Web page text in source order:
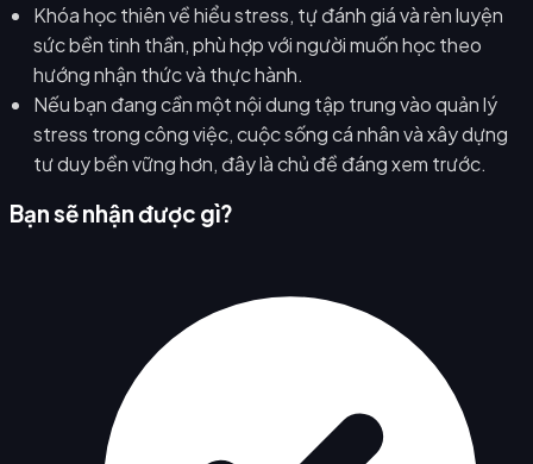
Khóa học thiên về hiểu stress, tự đánh giá và rèn luyện
sức bền tinh thần, phù hợp với người muốn học theo
hướng nhận thức và thực hành.
Nếu bạn đang cần một nội dung tập trung vào quản lý
stress trong công việc, cuộc sống cá nhân và xây dựng
tư duy bền vững hơn, đây là chủ đề đáng xem trước.
Bạn sẽ nhận được gì?